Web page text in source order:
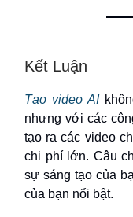
Kết Luận
Tạo video AI
nhưng với các
tạo ra các video
chi phí lớn. Câu
sự sáng tạo của
của bạn nổi bật.